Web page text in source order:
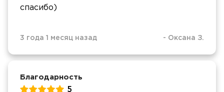
спасибо)
3 года 1 месяц назад - Оксана З.
Благодарность
5